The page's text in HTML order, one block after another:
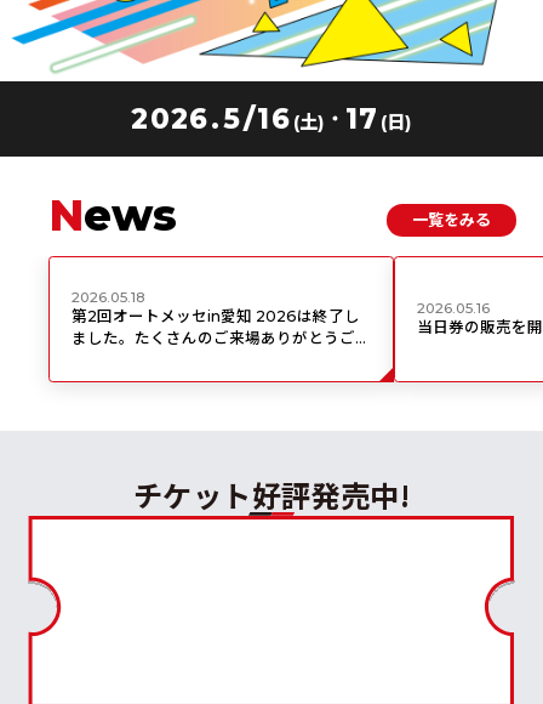
2026.5/16 (土) 17 (日)
News 一覧をみる
2026.05.18
第2回オートメッセin愛知 2026は終了し
ました。たくさんのご来場ありがとうござ
2026.05.16
当日券の販売を
チケット好評発売中!